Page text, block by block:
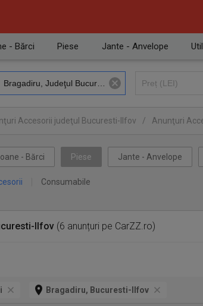
- Bărci Piese Jante - Anvelope
Accesorii judeţul Bucuresti-Ilfov / Anunţuri
- Bărci Piese Jante - Anvelope
Consumabile
Ilfov (6 anunțuri pe CarZZ.ro)
Bragadiru, Bucuresti-Ilfov